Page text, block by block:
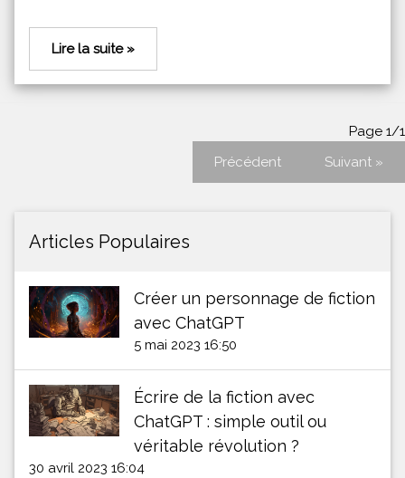
Lire la suite »
Page 1/1
Suivant »
Précédent
Articles Populaires
Créer un personnage de fiction
avec ChatGPT
5 mai 2023 16:50
Écrire de la fiction avec
ChatGPT : simple outil ou
véritable révolution ?
30 avril 2023 16:04